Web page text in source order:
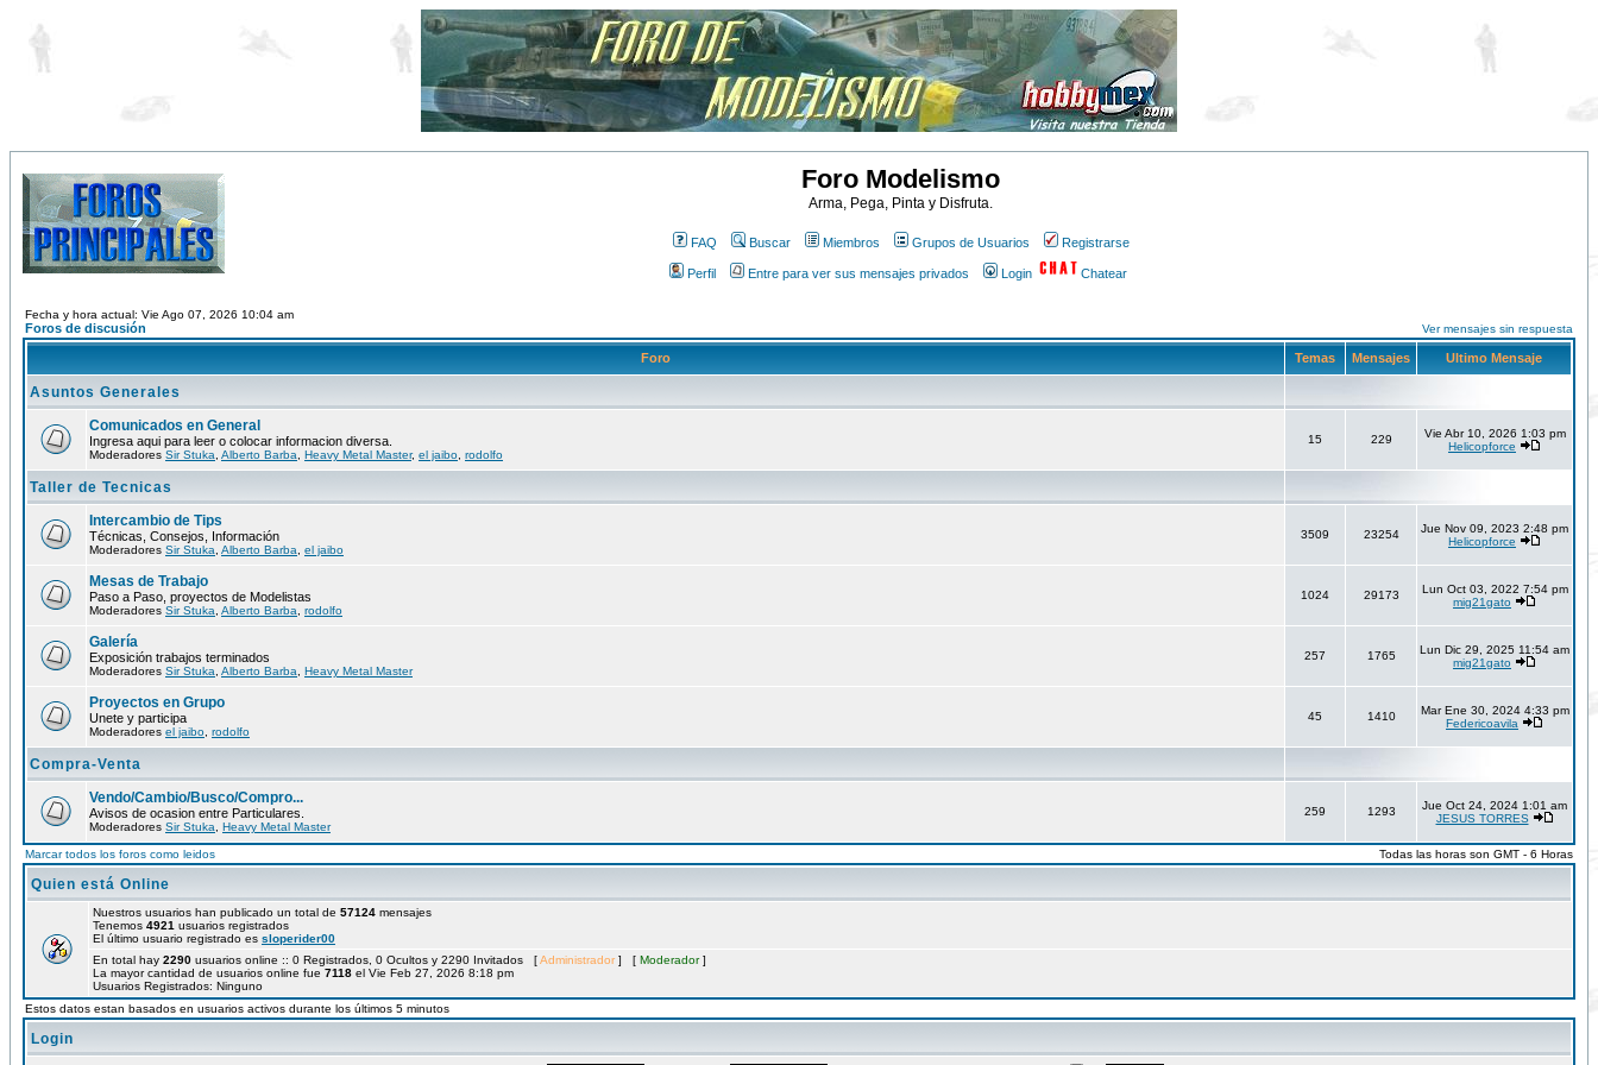
Foro Modelismo
Arma, Pega, Pinta y Disfruta.
FAQ Buscar Miembros Grupos de Usuarios Registrarse
Perfil Entre para ver sus mensajes privados Login Chatear
Fecha y hora actual: Vie Ago 07, 2026 10:04 am
Foros de discusión Ver mensajes sin respuesta
Foro Temas Mensajes Ultimo Mensaje
Asuntos Generales
Comunicados en General
Ingresa aqui para leer o colocar informacion diversa.
Moderadores Sir Stuka Alberto Barba Heavy Metal Master, el jaibo rodolfo
15 229
Vie Abr 10, 2026 1:03 pm
Helicopforce
Taller de Tecnicas
Intercambio de Tips
Técnicas, Consejos, Información
Moderadores Sir Stuka Alberto Barba el jaibo
3509 23254
Jue Nov 09, 2023 2:48 pm
Helicopforce
Mesas de Trabajo
Paso a Paso, proyectos de Modelistas
Moderadores Sir Stuka Alberto Barba rodolfo
1024 29173
Lun Oct 03, 2022 7:54 pm
mig21gato
Galería
Exposición trabajos terminados
Moderadores Sir Stuka Alberto Barba Heavy Metal Master
257 1765
Lun Dic 29, 2025 11:54 am
mig21gato
Proyectos en Grupo
Unete y participa
Moderadores el jaibo rodolfo
45 1410
Mar Ene 30, 2024 4:33 pm
Federicoavila
Compra-Venta
Vendo/Cambio/Busco/Compro...
Avisos de ocasion entre Particulares.
Moderadores Sir Stuka Heavy Metal Master
259 1293
Jue Oct 24, 2024 1:01 am
JESUS TORRES
Marcar todos los foros como leidos Todas las horas son GMT - 6 Horas
Quien está Online
Nuestros usuarios han publicado un total de 57124 mensajes
Tenemos 4921 usuarios registrados
El último usuario registrado es sloperider00
En total hay 2290 usuarios online :: 0 Registrados, 0 Ocultos y 2290 Invitados [Administrador ] [ Moderador]
La mayor cantidad de usuarios online fue 7118 el Vie Feb 27, 2026 8:18 pm
Usuarios Registrados: Ninguno
Estos datos estan basados en usuarios activos durante los últimos 5 minutos
Login